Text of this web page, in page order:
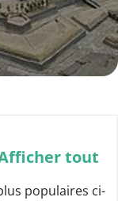
tout
populaires ci-